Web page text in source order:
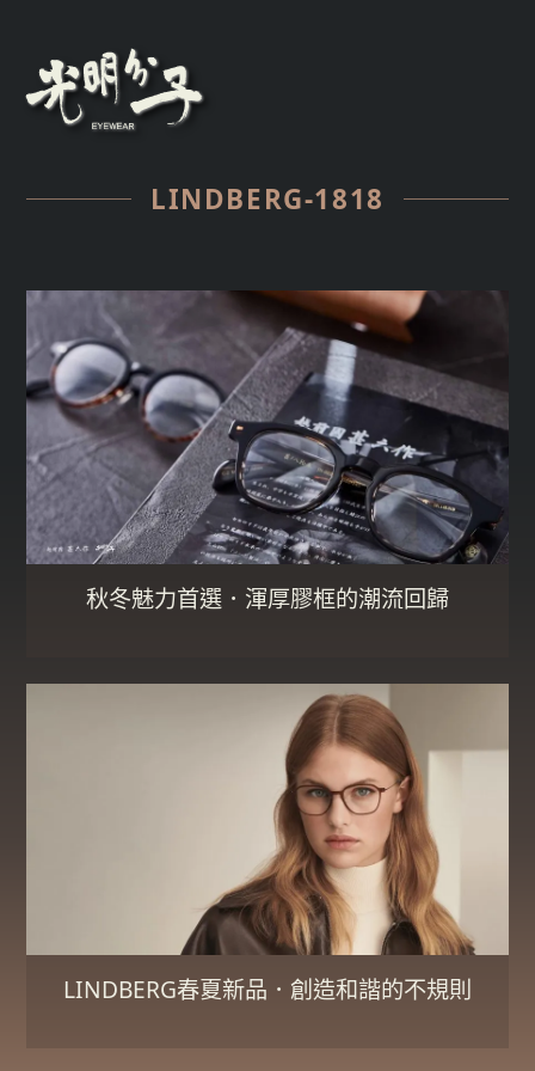
LINDBERG-1818
秋冬魅力首選．渾厚膠框的潮流回歸
LINDBERG春夏新品．創造和諧的不規則